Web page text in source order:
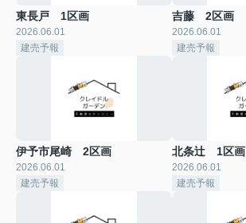
東長戸 1区画
2026.06.01
建売予報
吉藤 2区画
2026.06.01
建売予報
伊予市尾崎 2区画
2026.06.01
建売予報
北条辻 1区画
2026.06.01
建売予報